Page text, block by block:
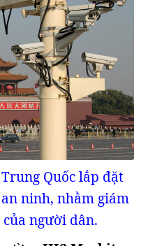
Quốc lắp đặt
ninh, nhằm giám
người dân.